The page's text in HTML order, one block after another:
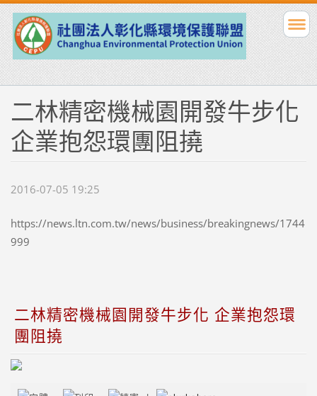
二林精密機械園開發牛步化
企業抱怨環團阻撓
2016-07-05 19:25
https://news.ltn.com.tw/news/business/breakingnews/1744
999
二林精密機械園開發牛步化 企業抱怨環
團阻撓